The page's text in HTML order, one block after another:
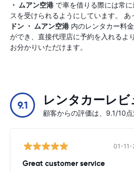
・ ムアン空港 で車を借りる際には常
スを受けられるようにしています。 あ
ドン ・ ムアン空港 内のレンタカー料
ができ、直接代理店に予約を入れるよ
お分かりいただけます。
9.1 レンタカーレビ
顧客からの評価は、9.1/10
01-11-
Great customer service